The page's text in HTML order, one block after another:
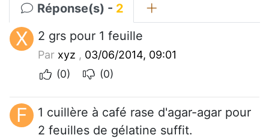
Réponse(s) - 2
X 2 grs pour 1 feuille
Par xyz , 03/06/2014, 09:01
(0)
(0)
F
1 cuillère à café rase d'agar-agar pour
2 feuilles de gélatine suffit.